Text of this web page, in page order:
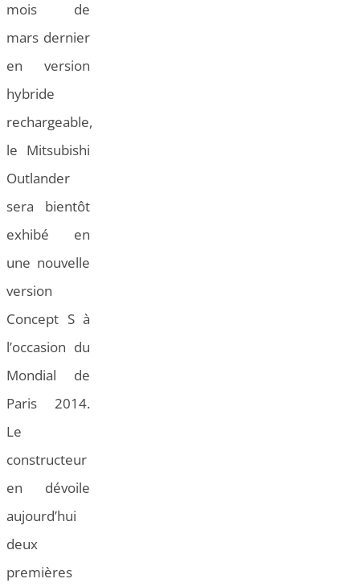
mois de
mars dernier
en version
hybride
rechargeable,
le Mitsubishi
Outlander
sera bientôt
exhibé en
une nouvelle
version
Concept S à
l’occasion du
Mondial de
Paris 2014.
Le
constructeur
en dévoile
aujourd’hui
deux
premières